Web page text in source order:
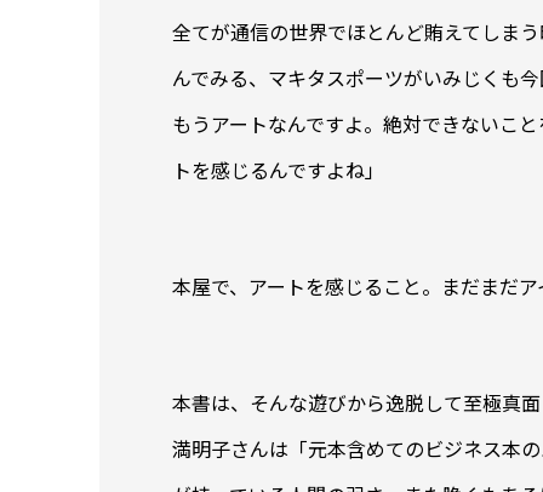
全てが通信の世界でほとんど賄えてしま
んでみる、マキタスポーツがいみじくも
もうアートなんですよ。絶対できないこ
トを感じるんですよね」
本屋で、アートを感じること。まだまだ
本書は、そんな遊びから逸脱して至極真
満明子さんは「元本含めてのビジネス本